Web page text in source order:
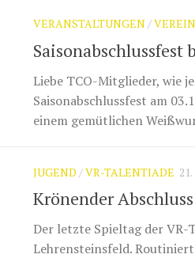
VERANSTALTUNGEN/VEREIN
Saisonabschlussfest
Liebe TCO-Mitglieder, wie
Saisonabschlussfest am
einem gemütlichen
JUGEND /VR-TALENTIADE
Krönender
Der letzte Spieltag der VR-
Lehrensteinsfeld.